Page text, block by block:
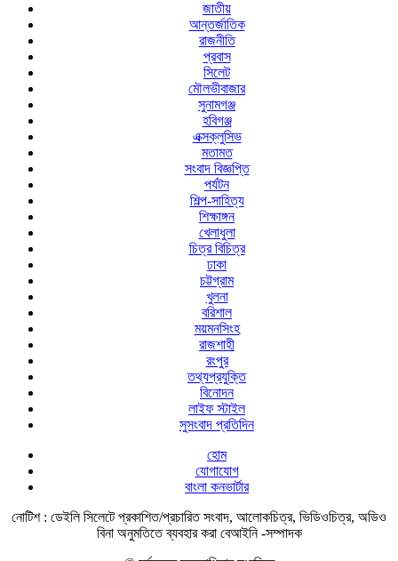
জাতীয়
আন্তর্জাতিক
রাজনীতি
প্রবাস
সিলেট
মৌলভীবাজার
সুনামগঞ্জ
হবিগঞ্জ
এক্সক্লুসিভ
মতামত
সংবাদ বিজ্ঞপ্তি
পর্যটন
শিল্প-সাহিত্য
শিক্ষাঙ্গন
খেলাধুলা
চিত্র বিচিত্র
ঢাকা
চট্টগ্রাম
খুলনা
বরিশাল
ময়মনসিংহ
রাজশাহী
রংপুর
তথ্যপ্রযুক্তি
বিনোদন
লাইফ স্টাইল
সুসংবাদ প্রতিদিন
হোম
যোগাযোগ
বাংলা কনভার্টার
নোটিশ : ডেইলি সিলেটে প্রকাশিত/প্রচারিত সংবাদ, আলোকচিত্র, ভিডিওচিত্র, অডিও
বিনা অনুমতিতে ব্যবহার করা বেআইনি -সম্পাদক